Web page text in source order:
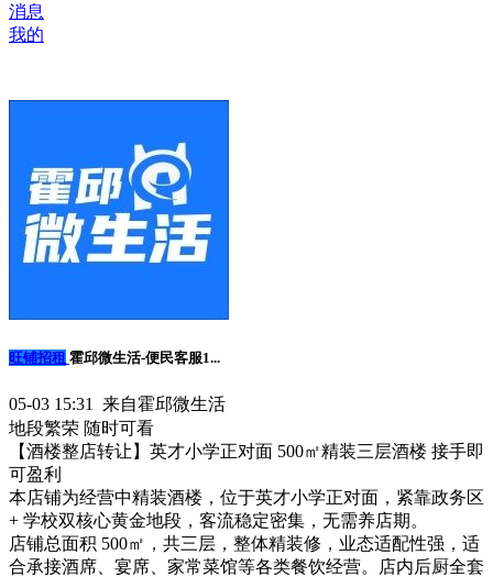
消息
我的
旺铺招租 霍邱微生活-便民客服1...
05-03 15:31 来自霍邱微生活
地段繁荣 随时可看
【酒楼整店转让】英才小学正对面 500㎡精装三层酒楼 接手即
可盈利
本店铺为经营中精装酒楼，位于英才小学正对面，紧靠政务区
+ 学校双核心黄金地段，客流稳定密集，无需养店期。
店铺总面积 500㎡，共三层，整体精装修，业态适配性强，适
合承接酒席、宴席、家常菜馆等各类餐饮经营。店内后厨全套